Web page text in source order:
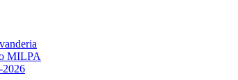
MILPA
2026